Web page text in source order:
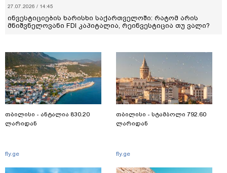
27.07.2026 / 14:45
ინვესტიციების ხარისხი საქართველოში: რატომ არის
მნიშვნელოვანი FDI კაპიტალია, რეინვესტიცია თუ ვალი?
თბილისი - ანტალია 830.20
ლარიდან
fly.ge
თბილისი - სტამბოლი 792.60
ლარიდან
fly.ge